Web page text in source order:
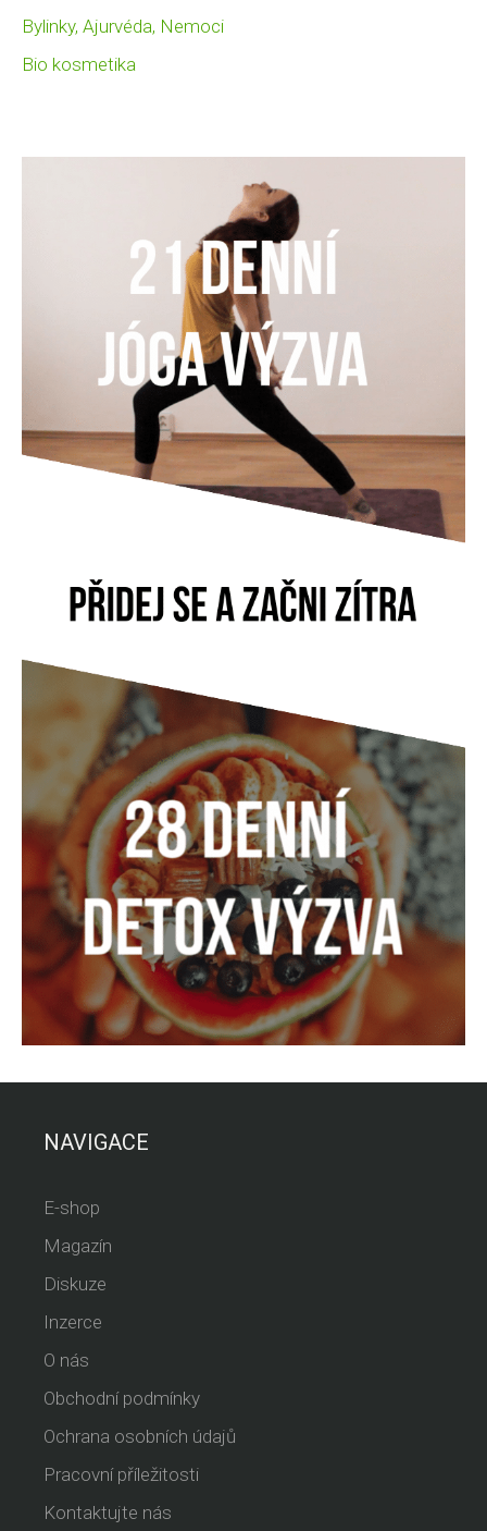
Bylinky, Ajurvéda, Nemoci
Bio kosmetika
NAVIGACE
E-shop
Magazín
Diskuze
Inzerce
O nás
Obchodní podmínky
Ochrana osobních údajů
Pracovní příležitosti
Kontaktujte nás